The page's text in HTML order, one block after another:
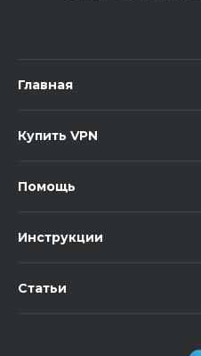
Главная
Купить VPN
Помощь
Инструкции
Статьи